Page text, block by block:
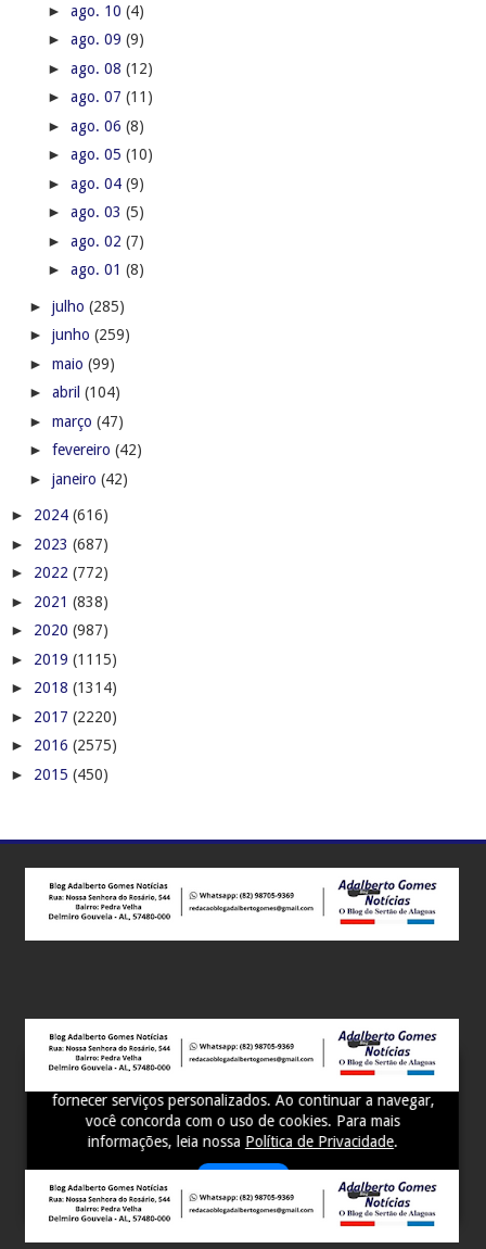
Este site utiliza cookies para melhorar sua experiência e
fornecer serviços personalizados. Ao continuar a navegar,
você concorda com o uso de cookies. Para mais
informações, leia nossa Política de Privacidade.
► ago. 10 (4)
► ago. 09 (9)
► ago. 08 (12)
► ago. 07 (11)
► ago. 06 (8)
► ago. 05 (10)
► ago. 04 (9)
► ago. 03 (5)
► ago. 02 (7)
► ago. 01 (8)
► julho (285)
► junho (259)
► maio (99)
► abril (104)
► março (47)
► fevereiro (42)
► janeiro (42)
► 2024 (616)
► 2023 (687)
► 2022 (772)
► 2021 (838)
► 2020 (987)
► 2019 (1115)
► 2018 (1314)
► 2017 (2220)
► 2016 (2575)
► 2015 (450)